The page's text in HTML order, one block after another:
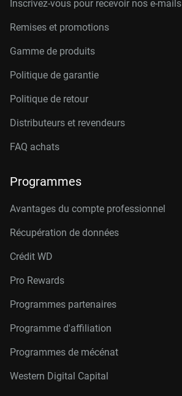
Inscrivez-vous pour recevoir nos e-mails
Remises et promotions
Gamme de produits
Politique de garantie
Politique de retour
Distributeurs et revendeurs
FAQ achats
Programmes
Avantages du compte professionnel
Récupération de données
Crédit WD
Pro Rewards
Programmes partenaires
Programme d'affiliation
Programmes de mécénat
Western Digital Capital